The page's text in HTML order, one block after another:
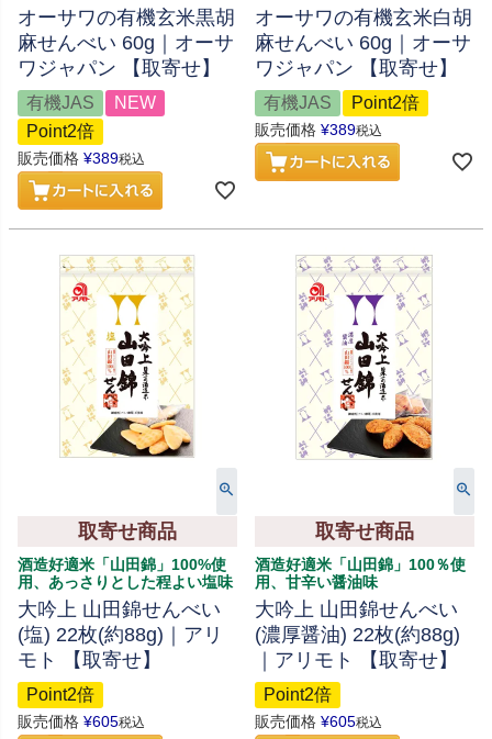
オーサワの有機玄米黒胡
麻せんべい 60g｜オーサ
ワジャパン 【取寄せ】
有機JAS
NEW
Point2倍
販売価格 ¥389税込
オーサワの有機玄米白胡
麻せんべい 60g｜オーサ
ワジャパン 【取寄せ】
有機JAS Point2倍
販売価格 ¥389税込
取寄せ商品
酒造好適米「山田錦」100%使
用、あっさりとした程よい塩味
大吟上 山田錦せんべい
(塩) 22枚(約88g)｜アリ
モト 【取寄せ】
Point2倍
販売価格 ¥605税込
取寄せ商品
酒造好適米「山田錦」100％使
用、甘辛い醤油味
大吟上 山田錦せんべい
(濃厚醤油) 22枚(約88g)
｜アリモト 【取寄せ】
Point2倍
販売価格 ¥605税込